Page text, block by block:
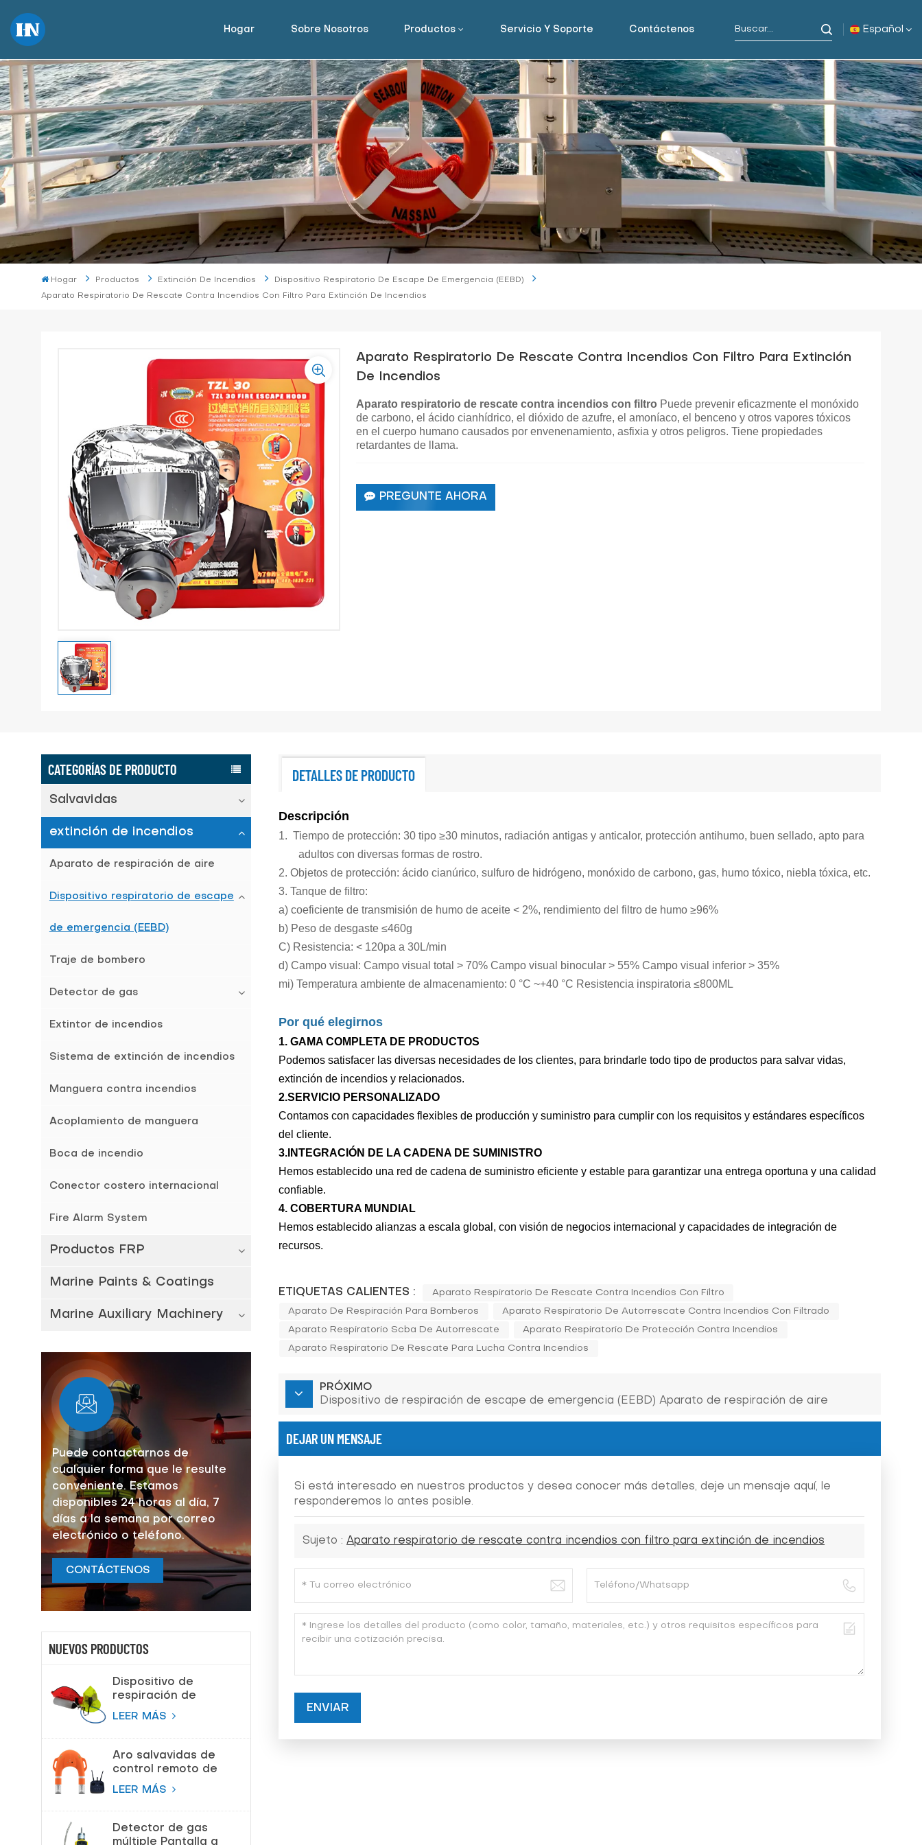
Hogar Sobre Nosotros Productos Servicio Y Soporte Contáctenos Español
English
русский
español
Indonesia
العربية
Hogar Productos Extinción De Incendios
Dispositivo Respiratorio De Escape De Emergencia (EEBD)
Aparato Respiratorio De Rescate Contra Incendios Con Filtro Para Extinción De Incendios
Aparato Respiratorio De Rescate Contra Incendios Con Filtro Para Extinción
De Incendios
Aparato respiratorio de rescate contra incendios con filtro Puede prevenir eficazmente el monóxido
de carbono, el ácido cianhídrico, el dióxido de azufre, el amoníaco, el benceno y otros vapores tóxicos
en el cuerpo humano causados por envenenamiento, asfixia y otros peligros. Tiene propiedades
retardantes de llama.
PREGUNTE AHORA
CATEGORÍAS DE PRODUCTO
Salvavidas
extinción de incendios
Aparato de respiración de aire
Dispositivo respiratorio de escape
de emergencia (EEBD)
Traje de bombero
Detector de gas
Extintor de incendios
Sistema de extinción de incendios
Manguera contra incendios
Acoplamiento de manguera
Boca de incendio
Conector costero internacional
Fire Alarm System
Productos FRP
Marine Paints & Coatings
Marine Auxiliary Machinery
Puede contactarnos de
cualquier forma que le resulte
conveniente. Estamos
disponibles 24 horas al día, 7
días a la semana por correo
electrónico o teléfono.
CONTÁCTENOS
NUEVOS PRODUCTOS
Dispositivo de
respiración de
escape de
Aparato de
respiración de aire
LEER MÁS
Aro salvavidas de
control remoto de
salvamento de
LEER MÁS
Detector de gas
múltiple Pantalla a
DETALLES DE PRODUCTO
Descripción
1. Tiempo de protección: 30 tipo ≥30 minutos, radiación antigas y anticalor, protección antihumo, buen sellado, apto para
adultos con diversas formas de rostro.
2. Objetos de protección: ácido cianúrico, sulfuro de hidrógeno, monóxido de carbono, gas, humo tóxico, niebla tóxica, etc.
3. Tanque de filtro:
a) coeficiente de transmisión de humo de aceite < 2%, rendimiento del filtro de humo ≥96%
b) Peso de desgaste ≤460g
C) Resistencia: < 120pa a 30L/min
d) Campo visual: Campo visual total > 70% Campo visual binocular > 55% Campo visual inferior > 35%
mi) Temperatura ambiente de almacenamiento: 0 °C ~+40 °C Resistencia inspiratoria ≤800ML
Por qué elegirnos
1. GAMA COMPLETA DE PRODUCTOS
Podemos satisfacer las diversas necesidades de los clientes, para brindarle todo tipo de productos para salvar vidas,
extinción de incendios y relacionados.
2.SERVICIO PERSONALIZADO
Contamos con capacidades flexibles de producción y suministro para cumplir con los requisitos y estándares específicos
del cliente.
3.INTEGRACIÓN DE LA CADENA DE SUMINISTRO
Hemos establecido una red de cadena de suministro eficiente y estable para garantizar una entrega oportuna y una calidad
confiable.
4. COBERTURA MUNDIAL
Hemos establecido alianzas a escala global, con visión de negocios internacional y capacidades de integración de
recursos.
ETIQUETAS CALIENTES : Aparato Respiratorio De Rescate Contra Incendios Con Filtro
Aparato De Respiración Para Bomberos Aparato Respiratorio De Autorrescate Contra Incendios Con Filtrado
Aparato Respiratorio Scba De Autorrescate Aparato Respiratorio De Protección Contra Incendios
Aparato Respiratorio De Rescate Para Lucha Contra Incendios
PRÓXIMO
Dispositivo de respiración de escape de emergencia (EEBD) Aparato de respiración de aire
DEJAR UN MENSAJE
Si está interesado en nuestros productos y desea conocer más detalles, deje un mensaje aquí, le
responderemos lo antes posible.
Sujeto :Aparato respiratorio de rescate contra incendios con filtro para extinción de incendios
ENVIAR